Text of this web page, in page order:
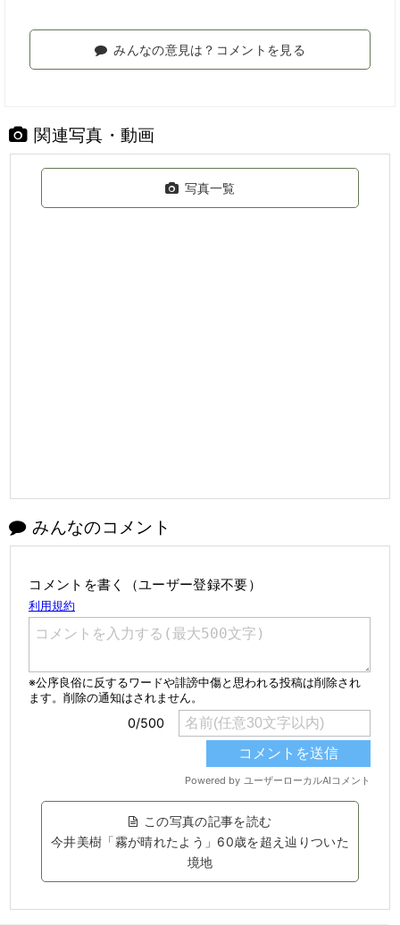
みんなの意見は？コメントを見る
関連写真・動画
写真一覧
みんなのコメント
コメントを書く（ユーザー登録不要）
この写真の記事を読む
今井美樹「霧が晴れたよう」60歳を超え辿りついた
境地